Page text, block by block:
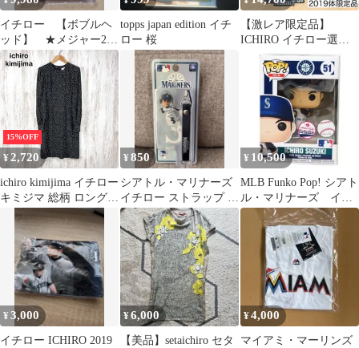
イチロー 【ボブルヘ
ッド】 ★メジャー262
＆3000安打記念★ 新
品未使用
topps japan edition イチ
ロー 桜
【激レア限定品】
ICHIRO イチロー選手
ボブルヘッド 引退 2019
体限定
15%OFF
¥2,720
ichiro kimijima イチロー
キミジマ 総柄 ロングス
リーブ ワンピース ブラ
ック
¥850
シアトル・マリナーズ
イチロー ストラップ 未
開封
¥ 10,500
MLB Funko Pop! シアト
ル・マリナーズ イチ
ロー 51
¥3,000
イチロー ICHIRO 2019
¥6,000
【美品】setaichiro セタ
¥4,000
マイアミ・マーリンズ